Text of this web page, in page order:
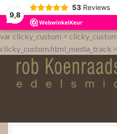
9,8
53 Reviews
var clicky_custom =
clicky_custom.html_media_track
Home